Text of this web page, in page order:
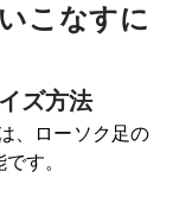
こなすに
ズ方法
、ローソク足の
す。